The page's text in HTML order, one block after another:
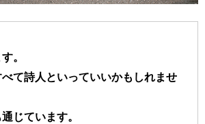
。
て詩人といっていいかもしれませ
じています。